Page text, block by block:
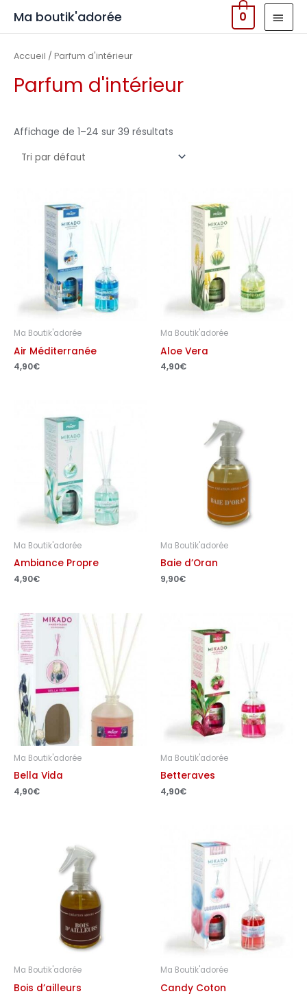
Ma boutik'adorée 0
Accueil / Parfum d'intérieur
Parfum d'intérieur
Affichage de 1–24 sur 39 résultats
Ma Boutik'adorée
Air Méditerranée
4,90€
Ma Boutik'adorée
Aloe Vera
4,90€
Ma Boutik'adorée
Ambiance Propre
4,90€
Ma Boutik'adorée
Baie d’Oran
9,90€
Ma Boutik'adorée
Bella Vida
4,90€
Ma Boutik'adorée
Betteraves
4,90€
Ma Boutik'adorée
Bois d’ailleurs
Ma Boutik'adorée
Candy Coton